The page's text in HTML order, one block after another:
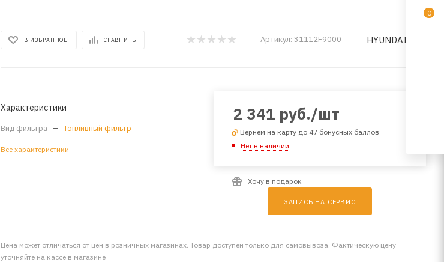
В ИЗБРАННОЕ СРАВНИТЬ Артикул: 31112F9000 HYUNDAI/KIA
Характеристики
Вид фильтра — Топливный фильтр
Все характеристики
2 341 руб./шт
Вернем на карту до 47 бонусных баллов
Нет в наличии
Хочу в подарок
ЗАПИСЬ НА СЕРВИС
Цена может отличаться от цен в розничных магазинах. Товар доступен только для самовывоза. Фактическую цену
уточняйте на кассе в магазине
0